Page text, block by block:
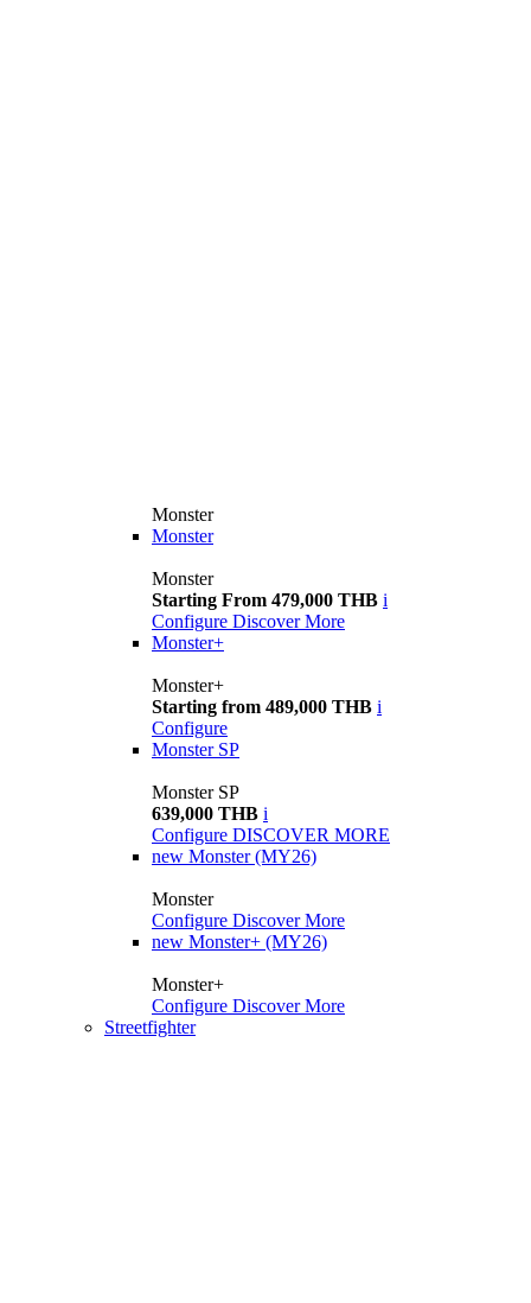
Monster
Monster
Monster
Starting From 479,000 THB i
Configure Discover More
Monster+
Monster+
Starting from 489,000 THB i
Configure
Monster SP
Monster SP
639,000 THB i
Configure DISCOVER MORE
new Monster (MY26)
Monster
Configure Discover More
new Monster+ (MY26)
Monster+
Configure Discover More
Streetfighter